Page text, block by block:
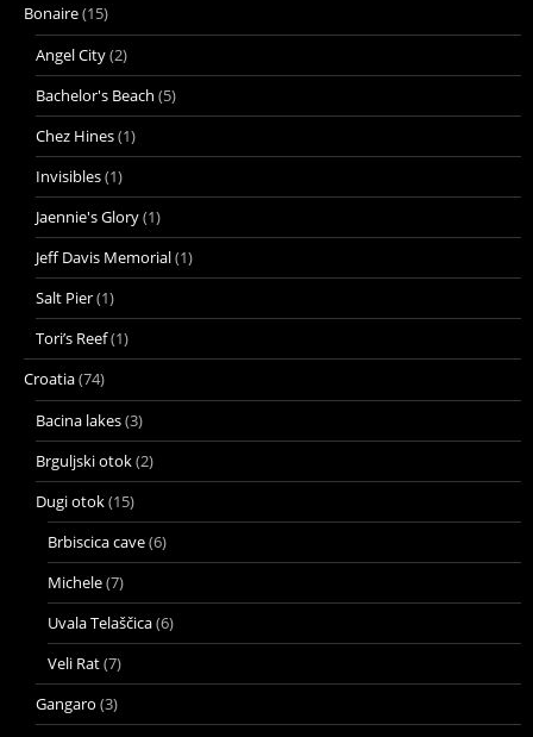
Bonaire(15)
Angel City(2)
Bachelor's Beach (5)
Chez Hines(1)
Invisibles(1)
Jaennie's Glory(1)
Jeff Davis Memorial(1)
Salt Pier(1)
Tori’s Reef(1)
Croatia(74)
Bacina lakes(3)
Brguljski otok(2)
Dugi otok(15)
Brbiscica cave(6)
Michele(7)
Uvala Telaščica(6)
Veli Rat(7)
Gangaro (3)